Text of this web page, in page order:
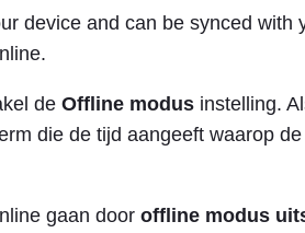
device and can be synced with
de Offline modus instelling.
die de tijd aangeeft waarop
gaan door offline modus